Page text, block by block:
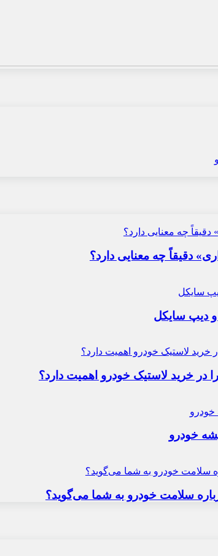
دقیقاً چه معنایی دارد؟
و دیپ سایکل
خرید لاستیک خودرو اهمیت دارد؟
خودرو
سلامت خودرو به شما می‌گوید؟